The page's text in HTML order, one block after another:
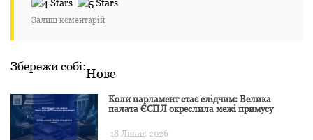
Залиш коментарій
Збережи собі:Нове
Коли парламент стає слідчим: Велика
палата ЄСПЛ окреслила межі примусу
18 Липня 2026